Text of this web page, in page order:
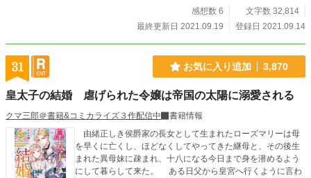
感想数 6
文字数 32,814
最終更新日 2021.09.19
登録日 2021.09.14
31 お気に入り追加 3,870
皇太子の結婚 虐げられた令嬢は帝国の太陽に溺愛される
クマ三郎＠書籍&コミカライズ３作配信中
書籍情報
由緒正しき侯爵家の長女として生まれたローズマリーは母
を早くに亡くし、ほどなくしてやってきた継母と、その後生
まれた異母妹に疎まれ、十八になる今日まで身を潜めるよう
にして暮らして来た。 ある日父から皇宮へ行くように言わ